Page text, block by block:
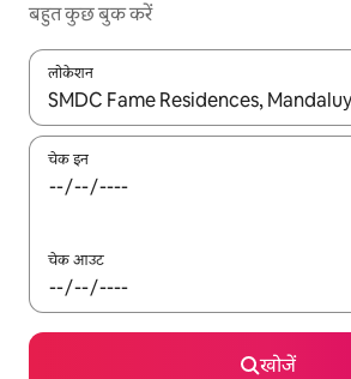
बहुत कुछ बुक करें
लोकेशन
नतीजों के उपलब्ध होने पर, अप और डाउन 'ऐरो
चेक इन
चेक आउट
खोजें